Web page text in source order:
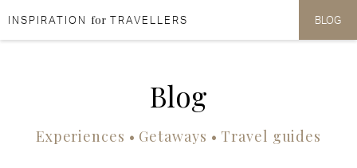
Aller au contenu
Aller au menu
INSPIRATION for TRAVELLERS BLOG
Blog
Experiences • Getaways • Travel guides